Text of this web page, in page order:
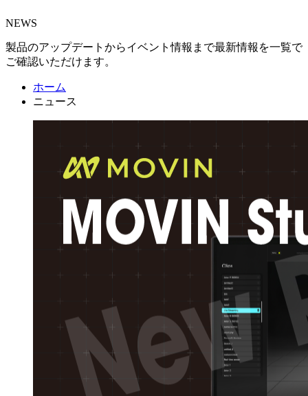
NEWS
製品のアップデートからイベント情報まで最新情報を一覧で
ご確認いただけます。
ホーム
ニュース